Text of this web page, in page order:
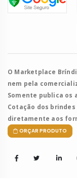
O Marketplace
nem pela
Somente publica os
Cotação dos
diretamente aos
ORÇAR PRODUTO